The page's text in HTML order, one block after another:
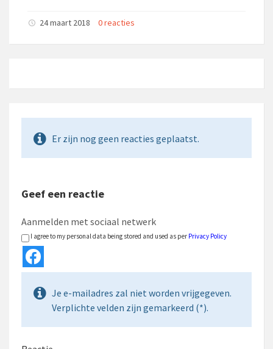
24 maart 2018 0 reacties
Er zijn nog geen reacties geplaatst.
Geef een reactie
Aanmelden met sociaal netwerk
I agree to my personal data being stored and used as per Privacy Policy
Je e-mailadres zal niet worden vrijgegeven.
Verplichte velden zijn gemarkeerd (*).